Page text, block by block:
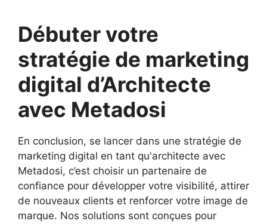
Débuter votre
stratégie de marketing
digital d’Architecte
avec Metadosi
En conclusion, se lancer dans une stratégie de
marketing digital en tant qu'architecte avec
Metadosi, c’est choisir un partenaire de
confiance pour développer votre visibilité, attirer
de nouveaux clients et renforcer votre image de
marque. Nos solutions sont conçues pour